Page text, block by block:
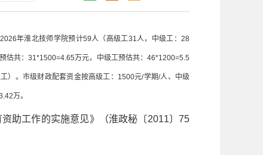
年淮北技师学院预计59人（高级工31人，中级工：28
估共：31*1500=4.65万元，中级工预估共：46*1200=5.5
）。市级财政配套资金按高级工：1500元/学期/人、中级
万。
助工作的实施意见》（淮政秘〔2011〕75